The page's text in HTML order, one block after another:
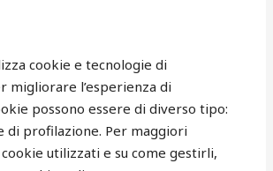
cookie e tecnologie di
migliorare l’esperienza di
possono essere di diverso tipo:
di profilazione. Per maggiori
utilizzati e su come gestirli,